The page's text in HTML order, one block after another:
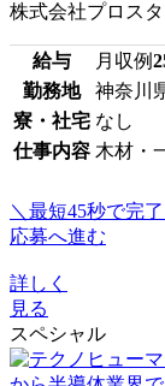
株式会社プロス
給与 月収例
勤務地
神奈川
寮・社宅 なし
仕事内容 木材・
＼最短45秒で完
応募へ進む
詳しく
見る
スペシャル